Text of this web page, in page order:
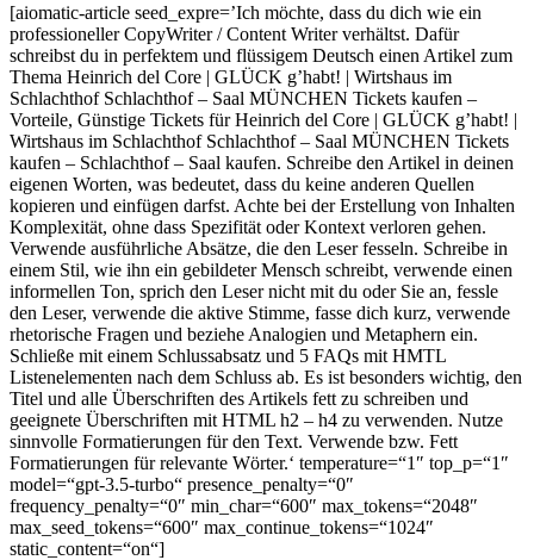
[aiomatic-article seed_expre=’Ich möchte, dass du dich wie ein
professioneller CopyWriter / Content Writer verhältst. Dafür
schreibst du in perfektem und flüssigem Deutsch einen Artikel zum
Thema Heinrich del Core | GLÜCK g’habt! | Wirtshaus im
Schlachthof Schlachthof – Saal MÜNCHEN Tickets kaufen –
Vorteile, Günstige Tickets für Heinrich del Core | GLÜCK g’habt! |
Wirtshaus im Schlachthof Schlachthof – Saal MÜNCHEN Tickets
kaufen – Schlachthof – Saal kaufen. Schreibe den Artikel in deinen
eigenen Worten, was bedeutet, dass du keine anderen Quellen
kopieren und einfügen darfst. Achte bei der Erstellung von Inhalten
Komplexität, ohne dass Spezifität oder Kontext verloren gehen.
Verwende ausführliche Absätze, die den Leser fesseln. Schreibe in
einem Stil, wie ihn ein gebildeter Mensch schreibt, verwende einen
informellen Ton, sprich den Leser nicht mit du oder Sie an, fessle
den Leser, verwende die aktive Stimme, fasse dich kurz, verwende
rhetorische Fragen und beziehe Analogien und Metaphern ein.
Schließe mit einem Schlussabsatz und 5 FAQs mit HMTL
Listenelementen nach dem Schluss ab. Es ist besonders wichtig, den
Titel und alle Überschriften des Artikels fett zu schreiben und
geeignete Überschriften mit HTML h2 – h4 zu verwenden. Nutze
sinnvolle Formatierungen für den Text. Verwende bzw. Fett
Formatierungen für relevante Wörter.‘ temperature=“1″ top_p=“1″
model=“gpt-3.5-turbo“ presence_penalty=“0″
frequency_penalty=“0″ min_char=“600″ max_tokens=“2048″
max_seed_tokens=“600″ max_continue_tokens=“1024″
static_content=“on“]